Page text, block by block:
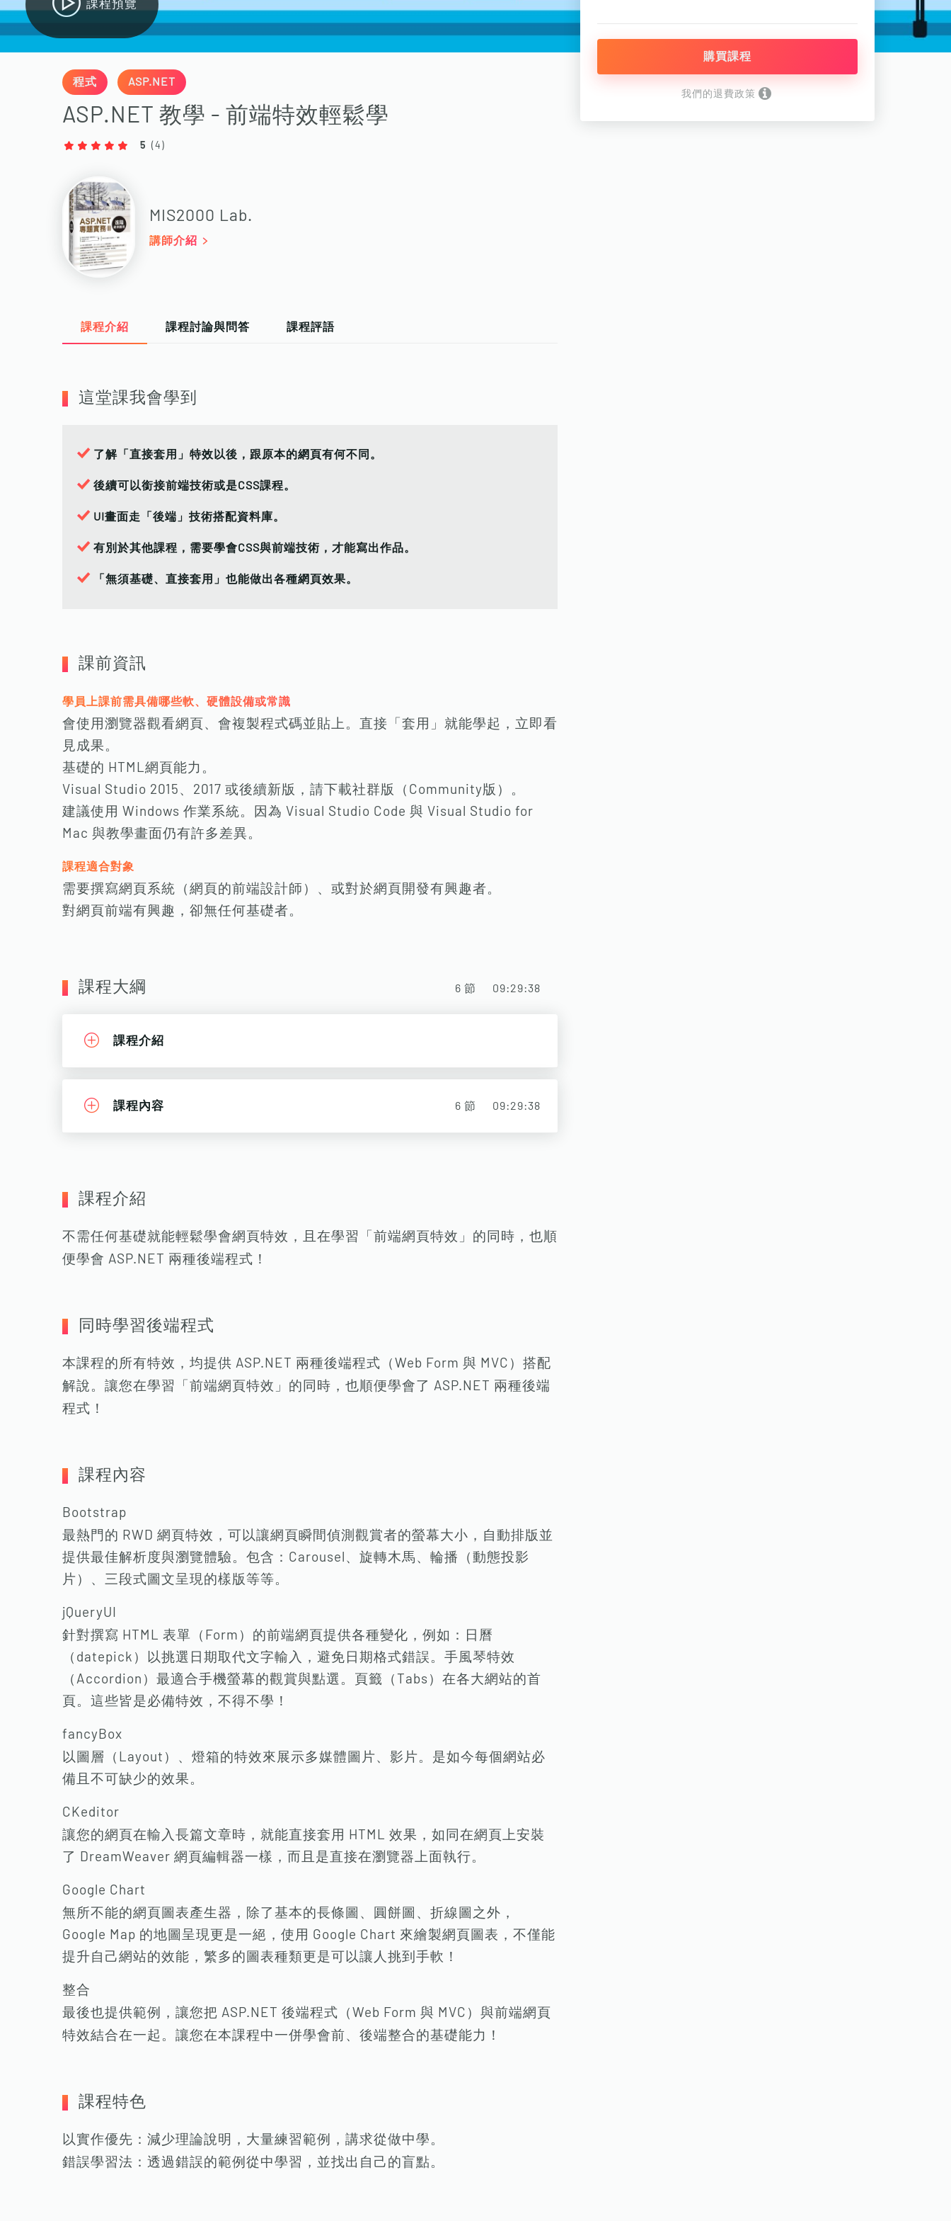
課程預覽
程式 ASP.NET
ASP.NET 教學 - 前端特效輕鬆學
5 ( 4 )
MIS2000 Lab.
講師介紹
課程介紹 課程討論與問答 課程評語
這堂課我會學到
了解「直接套用」特效以後，跟原本的網頁有何不同。
後續可以銜接前端技術或是CSS課程。
UI畫面走「後端」技術搭配資料庫。
有別於其他課程，需要學會CSS與前端技術，才能寫出作品。
「無須基礎、直接套用」也能做出各種網頁效果。
課前資訊
學員上課前需具備哪些軟、硬體設備或常識
會使用瀏覽器觀看網頁、會複製程式碼並貼上。直接「套用」就能學起，立即看
見成果。
基礎的 HTML網頁能力。
Visual Studio 2015、2017 或後續新版，請下載社群版（Community版）。
建議使用 Windows 作業系統。因為 Visual Studio Code 與 Visual Studio for
Mac 與教學畫面仍有許多差異。
課程適合對象
需要撰寫網頁系統（網頁的前端設計師）、或對於網頁開發有興趣者。
對網頁前端有興趣，卻無任何基礎者。
課程大綱 6 節 09:29:38
課程介紹
課程內容 6 節 09:29:38
課程介紹
不需任何基礎就能輕鬆學會網頁特效，且在學習「前端網頁特效」的同時，也順
便學會 ASP.NET 兩種後端程式！
同時學習後端程式
本課程的所有特效，均提供 ASP.NET 兩種後端程式（Web Form 與 MVC）搭配
解說。讓您在學習「前端網頁特效」的同時，也順便學會了 ASP.NET 兩種後端
程式！
課程內容
Bootstrap
最熱門的 RWD 網頁特效，可以讓網頁瞬間偵測觀賞者的螢幕大小，自動排版並
提供最佳解析度與瀏覽體驗。包含：Carousel、旋轉木馬、輪播（動態投影
片）、三段式圖文呈現的樣版等等。
jQueryUI
針對撰寫 HTML 表單（Form）的前端網頁提供各種變化，例如：日曆
（datepick）以挑選日期取代文字輸入，避免日期格式錯誤。手風琴特效
（Accordion）最適合手機螢幕的觀賞與點選。頁籤（Tabs）在各大網站的首
頁。這些皆是必備特效，不得不學！
fancyBox
以圖層（Layout）、燈箱的特效來展示多媒體圖片、影片。是如今每個網站必
備且不可缺少的效果。
CKeditor
讓您的網頁在輸入長篇文章時，就能直接套用 HTML 效果，如同在網頁上安裝
了 DreamWeaver 網頁編輯器一樣，而且是直接在瀏覽器上面執行。
Google Chart
無所不能的網頁圖表產生器，除了基本的長條圖、圓餅圖、折線圖之外，
Google Map 的地圖呈現更是一絕，使用 Google Chart 來繪製網頁圖表，不僅能
提升自己網站的效能，繁多的圖表種類更是可以讓人挑到手軟！
整合
最後也提供範例，讓您把 ASP.NET 後端程式（Web Form 與 MVC）與前端網頁
特效結合在一起。讓您在本課程中一併學會前、後端整合的基礎能力！
課程特色
以實作優先：減少理論說明，大量練習範例，講求從做中學。
錯誤學習法：透過錯誤的範例從中學習，並找出自己的盲點。
購買課程
我們的退費政策